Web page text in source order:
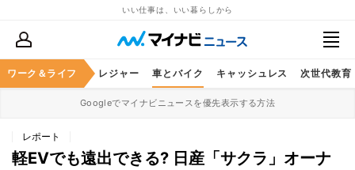
いい仕事は、いい暮らしから
ワーク＆ライフ
スケア グルメ レジャー 車とバイク キャッシュレス 次世代教育
Googleでマイナビニュースを優先表示する方法
レポート
軽EVでも遠出できる? 日産「サクラ」オーナ